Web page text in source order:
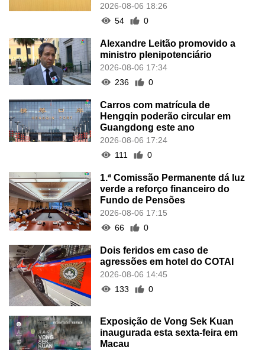
2026-08-06 18:26
54
0
Alexandre Leitão promovido a
ministro plenipotenciário
2026-08-06 17:34
236
0
Carros com matrícula de
Hengqin poderão circular em
Guangdong este ano
2026-08-06 17:24
111
0
1.ª Comissão Permanente dá luz
verde a reforço financeiro do
Fundo de Pensões
2026-08-06 17:15
66
0
Dois feridos em caso de
agressões em hotel do COTAI
2026-08-06 14:45
133
0
Exposição de Vong Sek Kuan
inaugurada esta sexta-feira em
Macau